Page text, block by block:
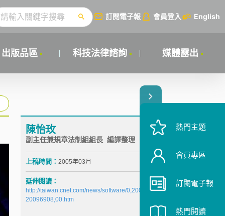
訂閱電子報 會員登入 English
出版品區 科技法律諮詢 媒體露出
陳怡玫
副主任兼規章法制組組長 編譯整理
上稿時間： 2005年03月
延伸閱讀：
http://taiwan.cnet.com/news/software/0,2000064574,
20096908,00.htm
熱門主題
會員專區
訂閱電子報
熱門閱讀